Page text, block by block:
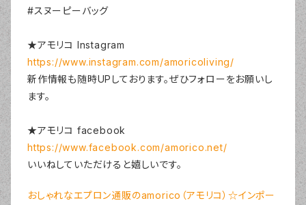
#スヌーピーバッグ
★アモリコ Instagram
https://www.instagram.com/amoricoliving/
新作情報も随時UPしております。ぜひフォローをお願いし
ます。
★アモリコ facebook
https://www.facebook.com/amorico.net/
いいねしていただけると嬉しいです。
おしゃれなエプロン通販のamorico（アモリコ）☆インポー